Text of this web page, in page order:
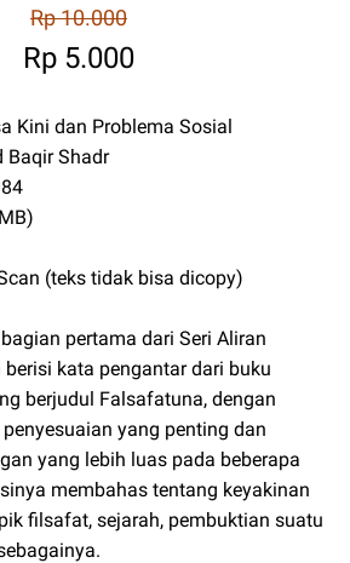
Rp 10.000
Rp 5.000
Kini dan Problema Sosial
Baqir Shadr
(teks tidak bisa dicopy)
pertama dari Seri Aliran
kata pengantar dari buku
berjudul Falsafatuna, dengan
yang penting dan
yang lebih luas pada beberapa
membahas tentang keyakinan
filsafat, sejarah, pembuktian suatu